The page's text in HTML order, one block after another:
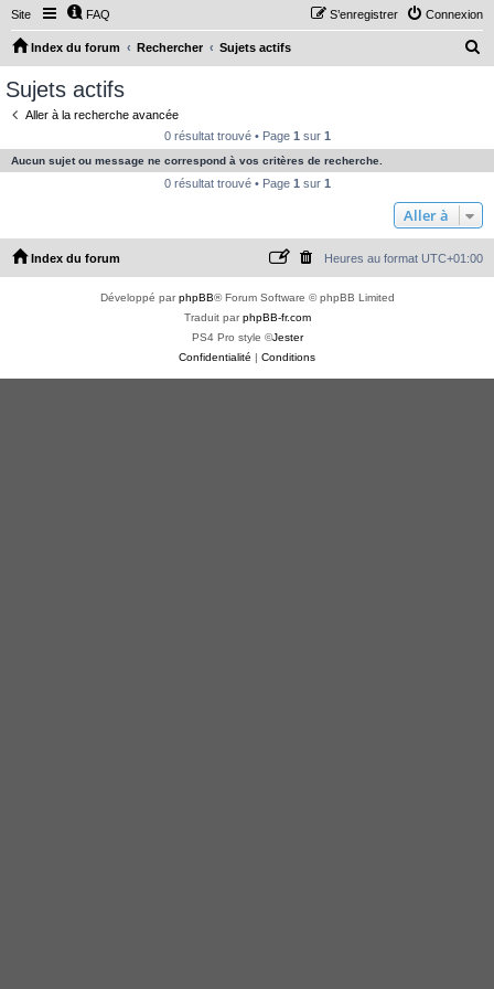
Site FAQ Connexion
S’enregistrer
Index du forum Rechercher Sujets actifs
e
c
e
Sujets actifs
Aller à la recherche avancée
0 résultat trouvé • Page 1 sur 1
Aucun sujet ou message ne correspond à vos critères de recherche.
0 résultat trouvé • Page 1 sur 1
Aller à
Index du forum Heures au format UTC+01:00
Développé parphpBB® Forum Software © phpBB Limited
Traduit parphpBB-fr.com
PS4 Pro style ©Jester
Confidentialité | Conditions